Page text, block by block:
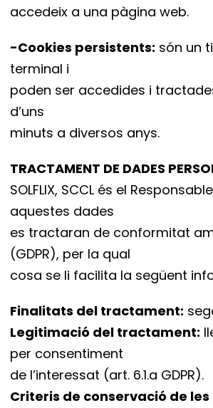
accedeix a una pàgina web.
-Cookies persistents: són un
terminal i
poden ser accedides i
d’uns
minuts a diversos anys.
TRACTAMENT DE DADES
SOLFLIX, SCCL és el
aquestes dades
es tractaran de conformitat
(GDPR), per la qual
cosa se li facilita la següent
Finalitats del tractament:
Legitimació del tractament:
per consentiment
de l’interessat (art. 6.1.a GDPR).
Criteris de conservació de